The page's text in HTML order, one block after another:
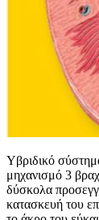
Υβριδικό
μηχανισμό 3
δύσκολα
κατασκευή του